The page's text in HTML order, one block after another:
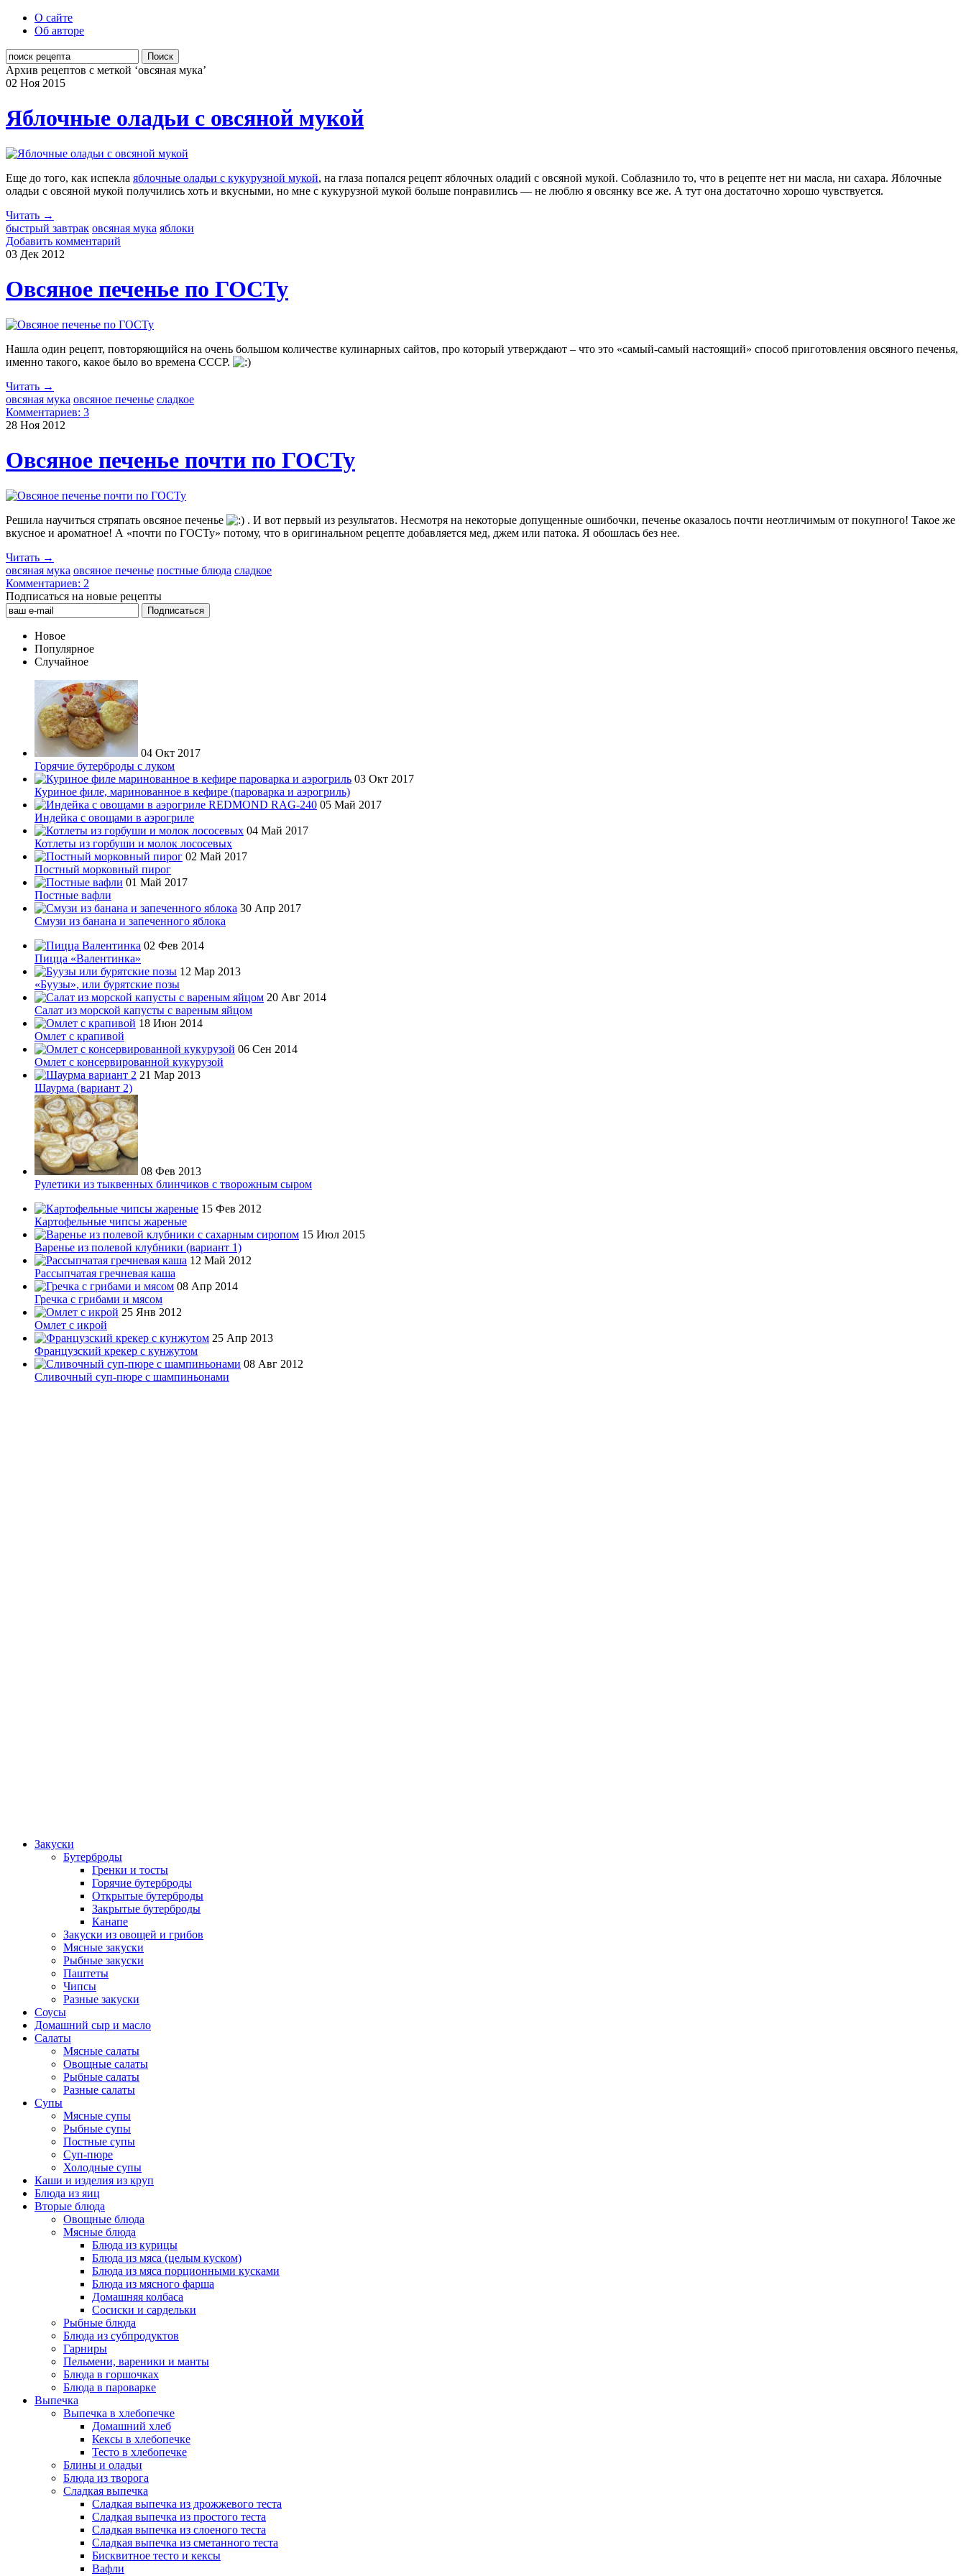
О сайте
Об авторе
Поиск
Архив рецептов с меткой ‘овсяная мука’
02 Ноя 2015
Яблочные оладьи с овсяной мукой
Еще до того, как испекла яблочные оладьи с кукурузной мукой, на глаза попался рецепт яблочных оладий с овсяной мукой. Соблазнило то, что в рецепте нет ни масла, ни сахара. Яблочные
оладьи с овсяной мукой получились хоть и вкусными, но мне с кукурузной мукой больше понравились — не люблю я овсянку все же. А тут она достаточно хорошо чувствуется.
Читать →
быстрый завтрак овсяная мука яблоки
Добавить комментарий
03 Дек 2012
Овсяное печенье по ГОСТу
Нашла один рецепт, повторяющийся на очень большом количестве кулинарных сайтов, про который утверждают – что это «самый-самый настоящий» способ приготовления овсяного печенья,
именно такого, какое было во времена СССР.
Читать →
овсяная мука овсяное печенье сладкое
Комментариев: 3
28 Ноя 2012
Овсяное печенье почти по ГОСТу
Решила научиться стряпать овсяное печенье
. И вот первый из результатов. Несмотря на некоторые допущенные ошибочки, печенье оказалось почти неотличимым от покупного! Такое же
вкусное и ароматное! А «почти по ГОСТу» потому, что в оригинальном рецепте добавляется мед, джем или патока. Я обошлась без нее.
Читать →
овсяная мука овсяное печенье постные блюда сладкое
Комментариев: 2
Подписаться на новые рецепты
Новое
Популярное
Случайное
04 Окт 2017
Горячие бутерброды с луком
03 Окт 2017
Куриное филе, маринованное в кефире (пароварка и аэрогриль)
05 Май 2017
Индейка с овощами в аэрогриле
04 Май 2017
Котлеты из горбуши и молок лососевых
02 Май 2017
Постный морковный пирог
01 Май 2017
Постные вафли
30 Апр 2017
Смузи из банана и запеченного яблока
02 Фев 2014
Пицца «Валентинка»
12 Мар 2013
«Буузы», или бурятские позы
20 Авг 2014
Салат из морской капусты с вареным яйцом
18 Июн 2014
Омлет с крапивой
06 Сен 2014
Омлет с консервированной кукурузой
21 Мар 2013
Шаурма (вариант 2)
08 Фев 2013
Рулетики из тыквенных блинчиков с творожным сыром
15 Фев 2012
Картофельные чипсы жареные
15 Июл 2015
Варенье из полевой клубники (вариант 1)
12 Май 2012
Рассыпчатая гречневая каша
08 Апр 2014
Гречка с грибами и мясом
25 Янв 2012
Омлет с икрой
25 Апр 2013
Французский крекер с кунжутом
08 Авг 2012
Сливочный суп-пюре с шампиньонами
Закуски
Бутерброды
Гренки и тосты
Горячие бутерброды
Открытые бутерброды
Закрытые бутерброды
Канапе
Закуски из овощей и грибов
Мясные закуски
Рыбные закуски
Паштеты
Чипсы
Разные закуски
Соусы
Домашний сыр и масло
Салаты
Мясные салаты
Овощные салаты
Рыбные салаты
Разные салаты
Супы
Мясные супы
Рыбные супы
Постные супы
Суп-пюре
Холодные супы
Каши и изделия из круп
Блюда из яиц
Вторые блюда
Овощные блюда
Мясные блюда
Блюда из курицы
Блюда из мяса (целым куском)
Блюда из мяса порционными кусками
Блюда из мясного фарша
Домашняя колбаса
Сосиски и сардельки
Рыбные блюда
Блюда из субпродуктов
Гарниры
Пельмени, вареники и манты
Блюда в горшочках
Блюда в пароварке
Выпечка
Выпечка в хлебопечке
Домашний хлеб
Кексы в хлебопечке
Тесто в хлебопечке
Блины и оладьи
Блюда из творога
Сладкая выпечка
Сладкая выпечка из дрожжевого теста
Сладкая выпечка из простого теста
Сладкая выпечка из слоеного теста
Сладкая выпечка из сметанного теста
Бисквитное тесто и кексы
Вафли